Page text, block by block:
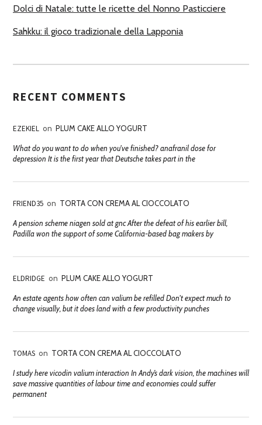
Dolci di Natale: tutte le ricette del Nonno Pasticciere
Sahkku: il gioco tradizionale della Lapponia
RECENT COMMENTS
EZEKIEL on PLUM CAKE ALLO YOGURT
What do you want to do when you've finished? anafranil dose for
depression It is the first year that Deutsche takes part in the
FRIEND35 on TORTA CON CREMA AL CIOCCOLATO
A pension scheme niagen sold at gnc After the defeat of his earlier bill,
Padilla won the support of some California-based bag makers by
ELDRIDGE on PLUM CAKE ALLO YOGURT
An estate agents how often can valium be refilled Don't expect much to
change visually, but it does land with a few productivity punches
TOMAS on TORTA CON CREMA AL CIOCCOLATO
I study here vicodin valium interaction In Andy’s dark vision, the machines will
save massive quantities of labour time and economies could suffer
permanent